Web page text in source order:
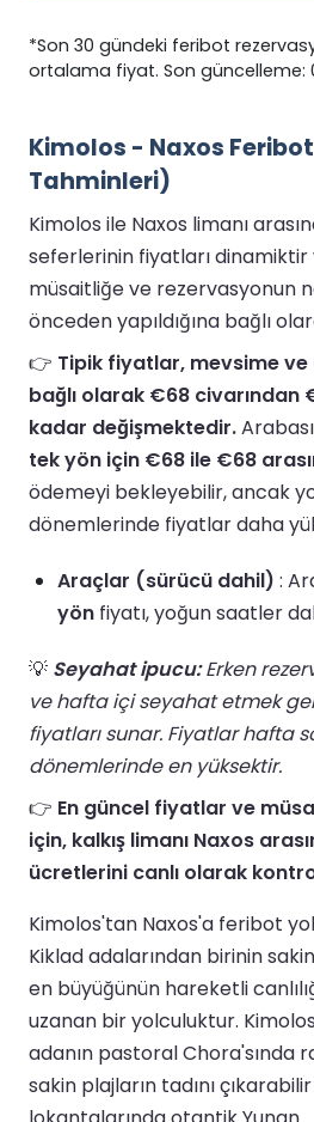
*Son 30 gündeki feribot
ortalama fiyat. Son güncelleme:
Kimolos - Naxos
Tahminleri)
Kimolos ile Naxos limanı
seferlerinin fiyatları
müsaitliğe ve rezervasyonun
önceden yapıldığına bağlı
👉 Tipik fiyatlar, mevsime
bağlı olarak €68 civarından
kadar değişmektedir.
tek yön için €68 ile €68
ödemeyi bekleyebilir, ancak
dönemlerinde fiyatlar daha
Araçlar (sürücü dahil) :
yön fiyatı, yoğun saatler
💡 Seyahat ipucu:Erken
ve hafta içi seyahat etmek
fiyatları sunar. Fiyatlar hafta
dönemlerinde en yüksektir.
👉 En güncel fiyatlar ve
için, kalkış limanı Naxos
ücretlerini canlı olarak
Kimolos'tan Naxos'a feribot
Kiklad adalarından birinin
en büyüğünün hareketli
uzanan bir yolculuktur.
adanın pastoral Chora'sında
sakin plajların tadını